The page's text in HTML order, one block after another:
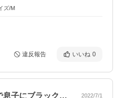
ズ/M
違反報告 いいね 0
娘に買って良かったので息子にブラックを… 2022/7/1